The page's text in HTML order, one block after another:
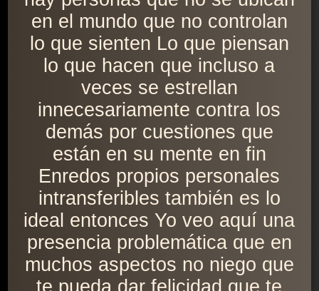
en el mundo que no controlan
lo que sienten Lo que piensan
lo que hacen que incluso a
veces se estrellan
innecesariamente contra los
demás por cuestiones que
están en su mente en fin
Enredos propios personales
intransferibles también es lo
ideal entonces Yo veo aquí una
presencia problemática que en
muchos aspectos no niego que